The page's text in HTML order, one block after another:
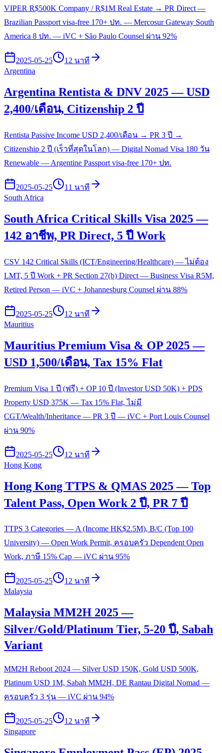
VIPER R$500K Company / R$1M Real Estate → PR Direct —
Brazilian Passport visa-free 170+ ปท. — Mercosur Gateway South
America 8 ปท. — iVC + São Paulo Counsel ผ่าน 92%
2025-05-25
12 นาที
Argentina
Argentina Rentista & DNV 2025 — USD
2,400/เดือน, Citizenship 2 ปี
Rentista Passive Income USD 2,400/เดือน → PR 3 ปี →
Citizenship 2 ปี (เร็วที่สุดในโลก) — Digital Nomad Visa 180 วัน
Renewable — Argentine Passport visa-free 170+ ปท.
2025-05-25
11 นาที
South Africa
South Africa Critical Skills Visa 2025 —
142 อาชีพ, PR Direct, 5 ปี Work
CSV 142 Critical Skills (ICT/Engineering/Healthcare) — ไม่ต้อง
LMT, 5 ปี Work + PR Section 27(b) Direct — Business Visa R5M,
Retired Person — iVC + Johannesburg Counsel ผ่าน 88%
2025-05-25
12 นาที
Mauritius
Mauritius Premium Visa & OP 2025 —
USD 1,500/เดือน, Tax 15% Flat
Premium Visa 1 ปี (ฟรี) + OP 10 ปี (Investor USD 50K) + PDS
Property USD 375K — Tax 15% Flat, ไม่มี
CGT/Wealth/Inheritance — PR 3 ปี — iVC + Port Louis Counsel
ผ่าน 90%
2025-05-25
12 นาที
Hong Kong
Hong Kong TTPS & QMAS 2025 — Top
Talent Pass, Open Work 2 ปี, PR 7 ปี
TTPS 3 Categories — A (Income HK$2.5M), B/C (Top 100
University) — Open Work Permit, ครอบครัว Dependent Open
Work, ภาษี 15% Cap — iVC ผ่าน 95%
2025-05-25
12 นาที
Malaysia
Malaysia MM2H 2025 —
Silver/Gold/Platinum Tier, 5-20 ปี, Sabah
Variant
MM2H Reboot 2024 — Silver USD 150K, Gold USD 500K,
Platinum USD 1M, Sabah MM2H, DE Rantau Digital Nomad —
ครอบครัว 3 รุ่น — iVC ผ่าน 94%
2025-05-25
12 นาที
Singapore